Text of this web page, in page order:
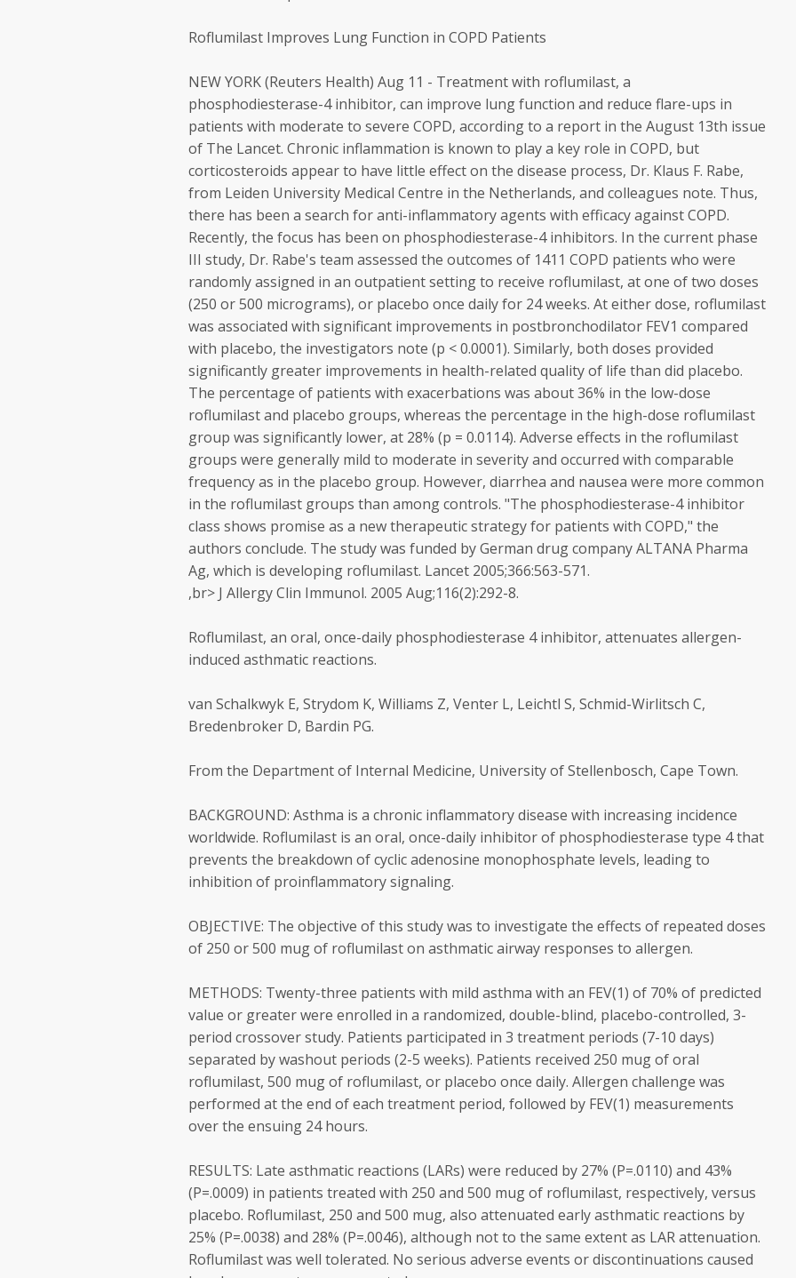
Roflumilast Improves Lung Function in COPD Patients
NEW YORK (Reuters Health) Aug 11 - Treatment with roflumilast, a
phosphodiesterase-4 inhibitor, can improve lung function and reduce flare-ups in
patients with moderate to severe COPD, according to a report in the August 13th issue
of The Lancet. Chronic inflammation is known to play a key role in COPD, but
corticosteroids appear to have little effect on the disease process, Dr. Klaus F. Rabe,
from Leiden University Medical Centre in the Netherlands, and colleagues note. Thus,
there has been a search for anti-inflammatory agents with efficacy against COPD.
Recently, the focus has been on phosphodiesterase-4 inhibitors. In the current phase
III study, Dr. Rabe's team assessed the outcomes of 1411 COPD patients who were
randomly assigned in an outpatient setting to receive roflumilast, at one of two doses
(250 or 500 micrograms), or placebo once daily for 24 weeks. At either dose, roflumilast
was associated with significant improvements in postbronchodilator FEV1 compared
with placebo, the investigators note (p < 0.0001). Similarly, both doses provided
significantly greater improvements in health-related quality of life than did placebo.
The percentage of patients with exacerbations was about 36% in the low-dose
roflumilast and placebo groups, whereas the percentage in the high-dose roflumilast
group was significantly lower, at 28% (p = 0.0114). Adverse effects in the roflumilast
groups were generally mild to moderate in severity and occurred with comparable
frequency as in the placebo group. However, diarrhea and nausea were more common
in the roflumilast groups than among controls. "The phosphodiesterase-4 inhibitor
class shows promise as a new therapeutic strategy for patients with COPD," the
authors conclude. The study was funded by German drug company ALTANA Pharma
Ag, which is developing roflumilast. Lancet 2005;366:563-571.
,br> J Allergy Clin Immunol. 2005 Aug;116(2):292-8.
Roflumilast, an oral, once-daily phosphodiesterase 4 inhibitor, attenuates allergen-
induced asthmatic reactions.
van Schalkwyk E, Strydom K, Williams Z, Venter L, Leichtl S, Schmid-Wirlitsch C,
Bredenbroker D, Bardin PG.
From the Department of Internal Medicine, University of Stellenbosch, Cape Town.
BACKGROUND: Asthma is a chronic inflammatory disease with increasing incidence
worldwide. Roflumilast is an oral, once-daily inhibitor of phosphodiesterase type 4 that
prevents the breakdown of cyclic adenosine monophosphate levels, leading to
inhibition of proinflammatory signaling.
OBJECTIVE: The objective of this study was to investigate the effects of repeated doses
of 250 or 500 mug of roflumilast on asthmatic airway responses to allergen.
METHODS: Twenty-three patients with mild asthma with an FEV(1) of 70% of predicted
value or greater were enrolled in a randomized, double-blind, placebo-controlled, 3-
period crossover study. Patients participated in 3 treatment periods (7-10 days)
separated by washout periods (2-5 weeks). Patients received 250 mug of oral
roflumilast, 500 mug of roflumilast, or placebo once daily. Allergen challenge was
performed at the end of each treatment period, followed by FEV(1) measurements
over the ensuing 24 hours.
RESULTS: Late asthmatic reactions (LARs) were reduced by 27% (P=.0110) and 43%
(P=.0009) in patients treated with 250 and 500 mug of roflumilast, respectively, versus
placebo. Roflumilast, 250 and 500 mug, also attenuated early asthmatic reactions by
25% (P=.0038) and 28% (P=.0046), although not to the same extent as LAR attenuation.
Roflumilast was well tolerated. No serious adverse events or discontinuations caused